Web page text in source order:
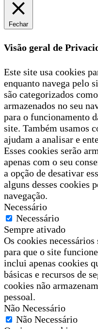
Fechar
Visão geral de
Este site usa cookies
enquanto navega pelo
são categorizados
armazenados no seu
para o funcionamento
site. Também usamos
ajudam a analisar e
Esses cookies serão
apenas com o seu
a opção de desativar
alguns desses cookies
navegação.
Necessário
Necessário
Sempre ativado
Os cookies
para que o site
inclui apenas cookies
básicas e recursos de
cookies não
pessoal.
Não Necessário
Não Necessário